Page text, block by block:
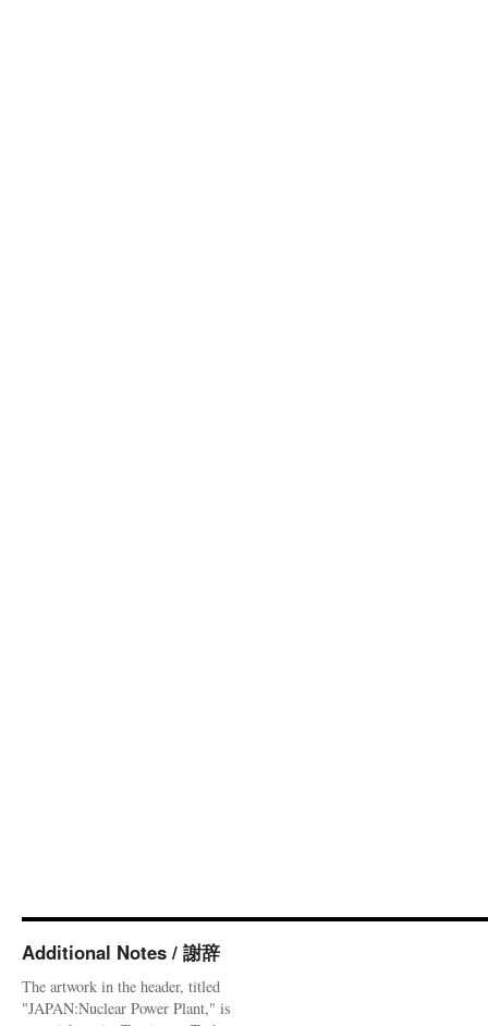
Additional Notes / 謝辞
The artwork in the header, titled
"JAPAN:Nuclear Power Plant," is